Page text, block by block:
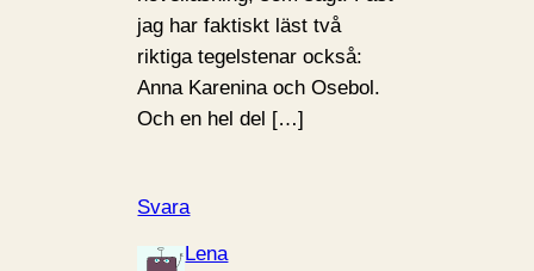
jag har faktiskt läst två
riktiga tegelstenar också:
Anna Karenina och Osebol.
Och en hel del […]
Svara
Lena